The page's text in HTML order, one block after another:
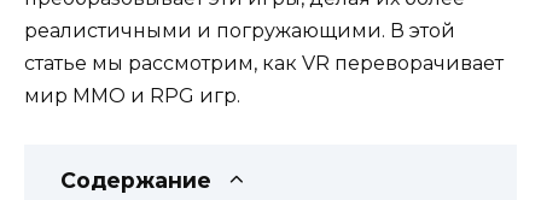
реалистичными и погружающими. В этой
статье мы рассмотрим, как VR переворачивает
мир MMO и RPG игр.
Содержание